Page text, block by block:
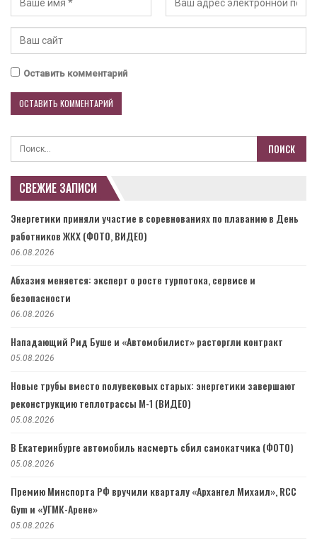
Оставить комментарий
СВЕЖИЕ ЗАПИСИ
Энергетики приняли участие в соревнованиях по плаванию в День
работников ЖКХ (ФОТО, ВИДЕО)
06.08.2026
Абхазия меняется: эксперт о росте турпотока, сервисе и
безопасности
06.08.2026
Нападающий Рид Буше и «Автомобилист» расторгли контракт
05.08.2026
Новые трубы вместо полувековых старых: энергетики завершают
реконструкцию теплотрассы М-1 (ВИДЕО)
05.08.2026
В Екатеринбурге автомобиль насмерть сбил самокатчика (ФОТО)
05.08.2026
Премию Минспорта РФ вручили кварталу «Архангел Михаил», RCC
Gym и «УГМК-Арене»
05.08.2026